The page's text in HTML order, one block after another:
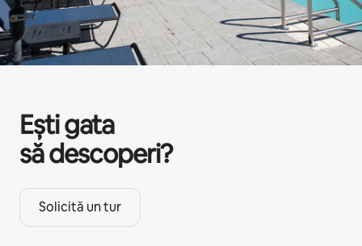
Ești gata
să descoperi?
Solicită un tur